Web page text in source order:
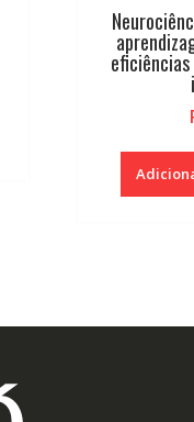
eficiências